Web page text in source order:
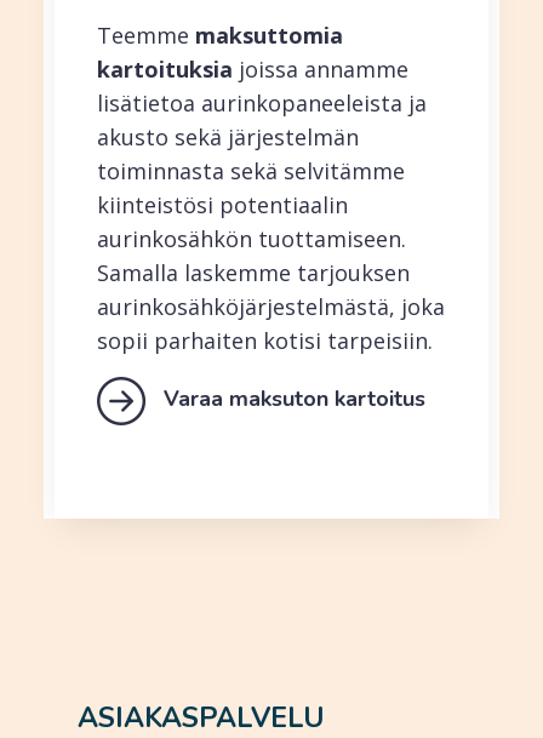
Teemme maksuttomia
kartoituksia joissa annamme
lisätietoa aurinkopaneeleista ja
akusto sekä järjestelmän
toiminnasta sekä selvitämme
kiinteistösi potentiaalin
aurinkosähkön tuottamiseen.
Samalla laskemme tarjouksen
aurinkosähkö­järjestelmästä, joka
sopii parhaiten kotisi tarpeisiin.
Varaa maksuton kartoitus
ASIAKASPALVELU